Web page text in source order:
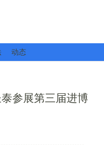
动态
参展第三届进博